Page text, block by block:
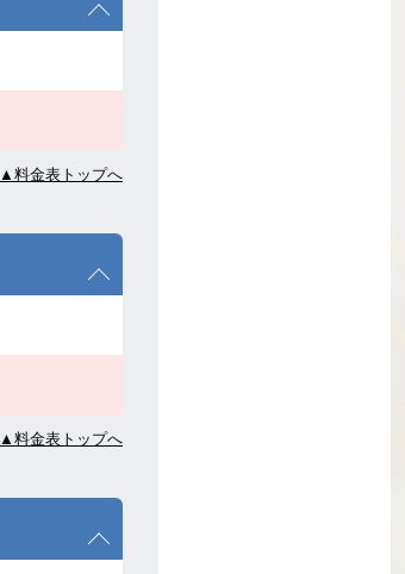
▲料金表トップへ
▲料金表トップへ